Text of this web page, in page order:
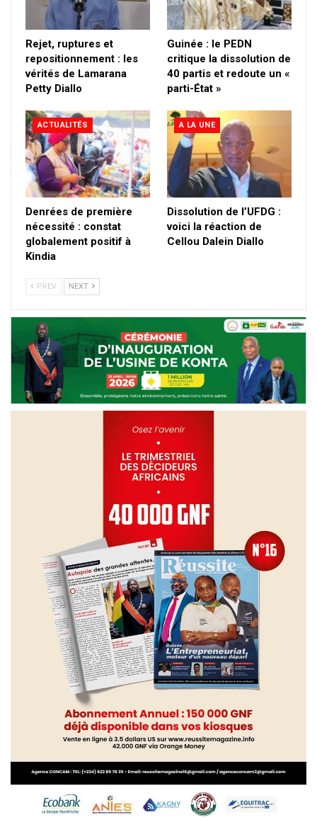
Rejet, ruptures et
repositionnement : les
vérités de Lamarana
Petty Diallo
Guinée : le PEDN
critique la dissolution de
40 partis et redoute un «
parti-État »
ACTUALITÉS
Denrées de première
nécessité : constat
globalement positif à
Kindia
A LA UNE
Dissolution de l’UFDG :
voici la réaction de
Cellou Dalein Diallo
PREV NEXT